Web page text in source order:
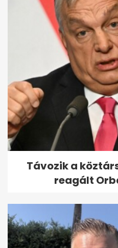
Feledy
stratégia
Távozik a
reagált